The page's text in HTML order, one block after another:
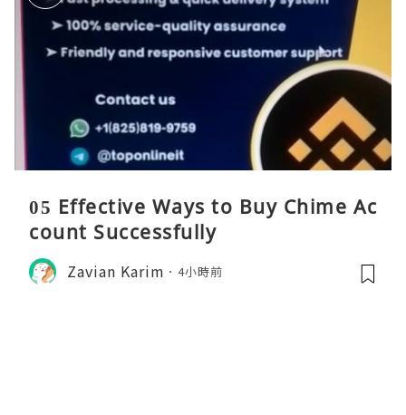
05 Effective Ways to Buy Chime Ac
count Successfully
Zavian Karim 4小時前